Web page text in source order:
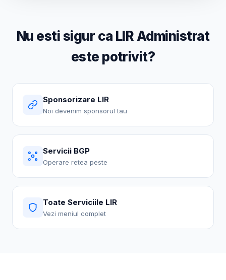
Nu esti sigur ca LIR Administrat
este potrivit?
Sponsorizare LIR
Noi devenim sponsorul tau
Servicii BGP
Operare retea peste
Toate Serviciile LIR
Vezi meniul complet